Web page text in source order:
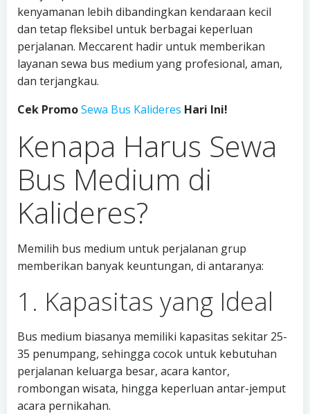
kenyamanan lebih dibandingkan kendaraan kecil
dan tetap fleksibel untuk berbagai keperluan
perjalanan. Meccarent hadir untuk memberikan
layanan sewa bus medium yang profesional, aman,
dan terjangkau.
Cek PromoSewa Bus Kalideres Hari Ini!
Kenapa Harus Sewa
Bus Medium di
Kalideres?
Memilih bus medium untuk perjalanan grup
memberikan banyak keuntungan, di antaranya:
1. Kapasitas yang Ideal
Bus medium biasanya memiliki kapasitas sekitar 25-
35 penumpang, sehingga cocok untuk kebutuhan
perjalanan keluarga besar, acara kantor,
rombongan wisata, hingga keperluan antar-jemput
acara pernikahan.